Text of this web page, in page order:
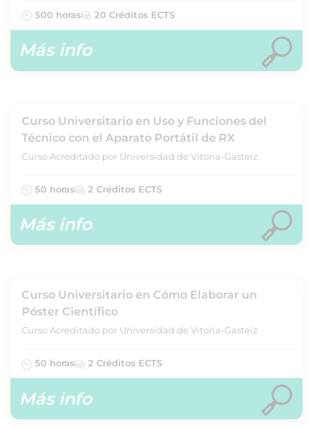
500 horas 20 Créditos ECTS
Más info
Curso Universitario en Uso y Funciones del
Técnico con el Aparato Portátil de RX
Curso Acreditado por Universidad de Vitoria-Gasteiz
50 horas 2 Créditos ECTS
Más info
Curso Universitario en Cómo Elaborar un
Póster Científico
Curso Acreditado por Universidad de Vitoria-Gasteiz
50 horas 2 Créditos ECTS
Más info